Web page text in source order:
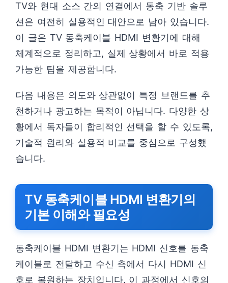
TV와 현대 소스 간의 연결에서 동축 기반 솔루
션은 여전히 실용적인 대안으로 남아 있습니다.
이 글은 TV 동축케이블 HDMI 변환기에 대해
체계적으로 정리하고, 실제 상황에서 바로 적용
가능한 팁을 제공합니다.
다음 내용은 의도와 상관없이 특정 브랜드를 추
천하거나 광고하는 목적이 아닙니다. 다양한 상
황에서 독자들이 합리적인 선택을 할 수 있도록,
기술적 원리와 실용적 비교를 중심으로 구성했
습니다.
TV 동축케이블 HDMI 변환기의
기본 이해와 필요성
동축케이블 HDMI 변환기는 HDMI 신호를 동축
케이블로 전달하고 수신 측에서 다시 HDMI 신
호로 복원하는 장치입니다. 이 과정에서 신호의